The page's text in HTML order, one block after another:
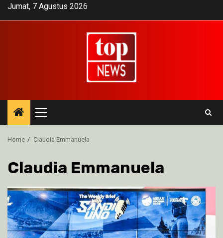
SkipJumat, 7 Agustus 2026
Primary
Menu
Home Claudia Emmanuela
Claudia Emmanuela